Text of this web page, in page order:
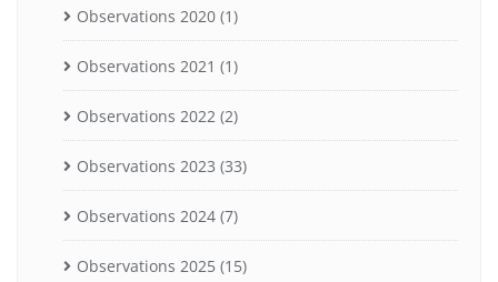
Observations 2020 (1)
Observations 2021 (1)
Observations 2022 (2)
Observations 2023 (33)
Observations 2024 (7)
Observations 2025 (15)